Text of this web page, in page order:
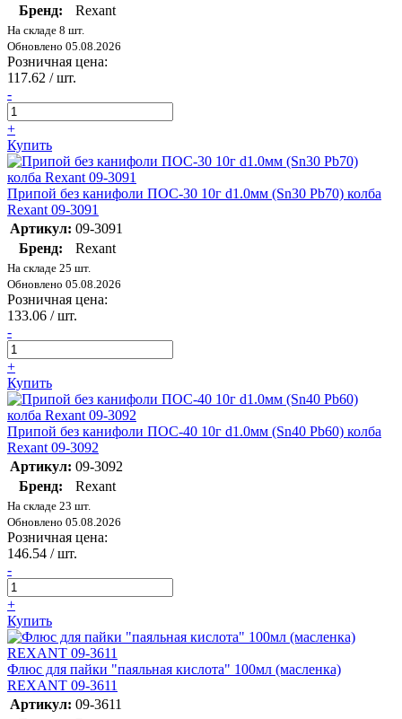
Бренд: Rexant
На складе 8 шт.
Обновлено 05.08.2026
Розничная цена:
117.62 / шт.
-
+
Купить
Припой без канифоли ПОС-30 10г d1.0мм (Sn30 Pb70) колба
Rexant 09-3091
Артикул: 09-3091
Бренд:
Rexant
На складе 25 шт.
Обновлено 05.08.2026
Розничная цена:
133.06 / шт.
-
+
Купить
Припой без канифоли ПОС-40 10г d1.0мм (Sn40 Pb60) колба
Rexant 09-3092
Артикул: 09-3092
Бренд:
Rexant
На складе 23 шт.
Обновлено 05.08.2026
Розничная цена:
146.54 / шт.
-
+
Купить
Флюс для пайки "паяльная кислота" 100мл (масленка)
REXANT 09-3611
Артикул: 09-3611